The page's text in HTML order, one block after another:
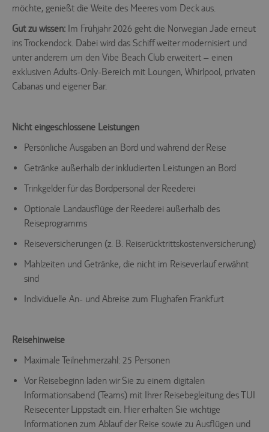
möchte, genießt die Weite des Meeres vom Deck aus.
Gut zu wissen: Im Frühjahr 2026 geht die Norwegian Jade erneut
ins Trockendock. Dabei wird das Schiff weiter modernisiert und
unter anderem um den Vibe Beach Club erweitert – einen
exklusiven Adults-Only-Bereich mit Loungen, Whirlpool, privaten
Cabanas und eigener Bar.
Nicht eingeschlossene Leistungen
Persönliche Ausgaben an Bord und während der Reise
Getränke außerhalb der inkludierten Leistungen an Bord
Trinkgelder für das Bordpersonal der Reederei
Optionale Landausflüge der Reederei außerhalb des
Reiseprogramms
Reiseversicherungen (z. B. Reiserücktrittskostenversicherung)
Mahlzeiten und Getränke, die nicht im Reiseverlauf erwähnt
sind
Individuelle An- und Abreise zum Flughafen Frankfurt
Reisehinweise
Maximale Teilnehmerzahl: 25 Personen
Vor Reisebeginn laden wir Sie zu einem digitalen
Informationsabend (Teams) mit Ihrer Reisebegleitung des TUI
Reisecenter Lippstadt ein. Hier erhalten Sie wichtige
Informationen zum Ablauf der Reise sowie zu Ausflügen und